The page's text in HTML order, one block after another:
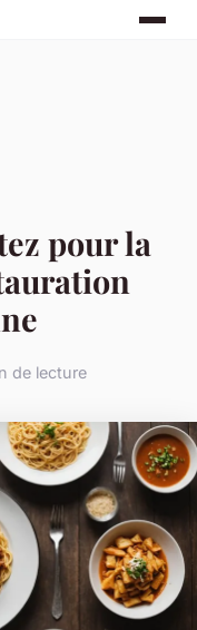
pour la
de lecture